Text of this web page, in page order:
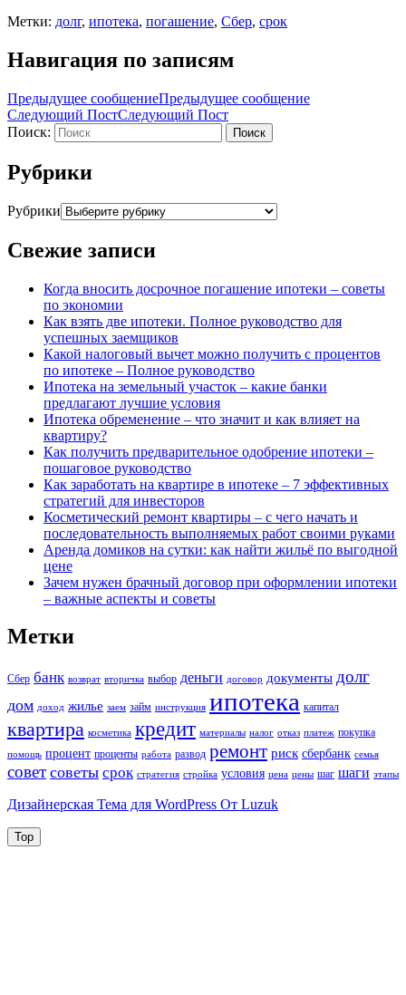
Метки: долг, ипотека, погашение, Сбер, срок
Навигация по записям
Предыдущее сообщениеПредыдущее сообщение
Следующий ПостСледующий Пост
Поиск:
Поиск
Рубрики
Рубрики
Свежие записи
Когда вносить досрочное погашение ипотеки – советы
по экономии
Как взять две ипотеки. Полное руководство для
успешных заемщиков
Какой налоговый вычет можно получить с процентов
по ипотеке – Полное руководство
Ипотека на земельный участок – какие банки
предлагают лучшие условия
Ипотека обременение – что значит и как влияет на
квартиру?
Как получить предварительное одобрение ипотеки –
пошаговое руководство
Как заработать на квартире в ипотеке – 7 эффективных
стратегий для инвесторов
Косметический ремонт квартиры – с чего начать и
последовательность выполняемых работ своими руками
Аренда домиков на сутки: как найти жильё по выгодной
цене
Зачем нужен брачный договор при оформлении ипотеки
– важные аспекты и советы
Метки
Сбер банк возврат вторичка выбор деньги договор документы долг
дом доход жилье заем займ инструкция ипотека капитал
квартира косметика кредит материалы налог отказ платеж покупка
помощь процент проценты работа развод ремонт риск сбербанк семья
совет советы срок стратегия стройка условия цена цены шаг шаги этапы
Дизайнерская Тема для WordPress От Luzuk
Top